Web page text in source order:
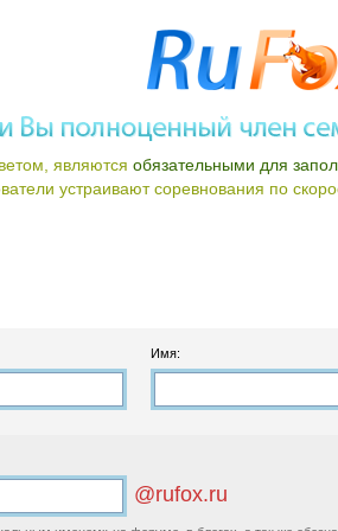
являются обязательными для
устраивают соревнования по
Имя:
@rufox.ru